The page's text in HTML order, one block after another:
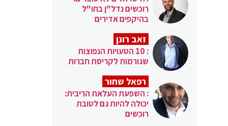
רוכשים נדל"ן בחו"ל
בהיקפים אדירים
זאב רונן
: 10 הטעויות הנפוצות
שגורמות לקריסת חברות
רפאל שחור
: השפעת העלאת הריבית:
יכולה להיות גם לטובת
רוכשים